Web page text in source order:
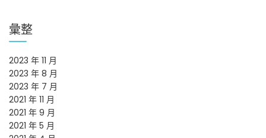
彙整
2023 年 11 月
2023 年 8 月
2023 年 7 月
2021 年 11 月
2021 年 9 月
2021 年 5 月